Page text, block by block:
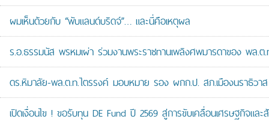
ผมเห็นด้วยกับ “พับแลนด์บริดจ์”… และนี่คือเหตุผล
ร.อ.ธรรมนัส พรหมเผ่า ร่วมงานพระราชทานเพลิงศพมารดาของ พล.
ดร.หิมาลัย-พล.ต.ท.ไตรรงค์ มอบหมาย รอง ผกก.ป. สภ.เมืองนราธิว
เปิดเงื่อนไข ! ขอรับทุน DE Fund ปี 2569 สู่การขับเคลื่อนเศรษฐกิจแล